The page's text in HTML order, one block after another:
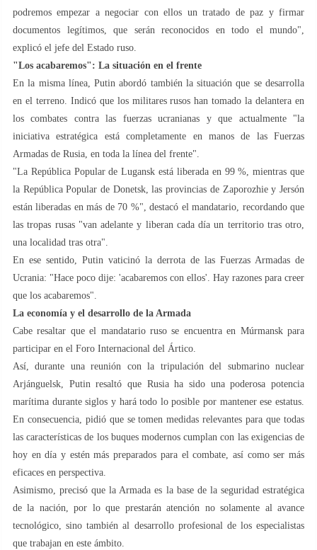
podremos empezar a negociar con ellos un tratado de paz y firmar
documentos legítimos, que serán reconocidos en todo el mundo",
explicó el jefe del Estado ruso.
"Los acabaremos": La situación en el frente
En la misma línea, Putin abordó también la situación que se desarrolla
en el terreno. Indicó que los militares rusos han tomado la delantera en
los combates contra las fuerzas ucranianas y que actualmente "la
iniciativa estratégica está completamente en manos de las Fuerzas
Armadas de Rusia, en toda la línea del frente".
"La República Popular de Lugansk está liberada en 99 %, mientras que
la República Popular de Donetsk, las provincias de Zaporozhie y Jersón
están liberadas en más de 70 %", destacó el mandatario, recordando que
las tropas rusas "van adelante y liberan cada día un territorio tras otro,
una localidad tras otra".
En ese sentido, Putin vaticinó la derrota de las Fuerzas Armadas de
Ucrania: "Hace poco dije: 'acabaremos con ellos'. Hay razones para creer
que los acabaremos".
La economía y el desarrollo de la Armada
Cabe resaltar que el mandatario ruso se encuentra en Múrmansk para
participar en el Foro Internacional del Ártico.
Así, durante una reunión con la tripulación del submarino nuclear
Arjánguelsk, Putin resaltó que Rusia ha sido una poderosa potencia
marítima durante siglos y hará todo lo posible por mantener ese estatus.
En consecuencia, pidió que se tomen medidas relevantes para que todas
las características de los buques modernos cumplan con las exigencias de
hoy en día y estén más preparados para el combate, así como ser más
eficaces en perspectiva.
Asimismo, precisó que la Armada es la base de la seguridad estratégica
de la nación, por lo que prestarán atención no solamente al avance
tecnológico, sino también al desarrollo profesional de los especialistas
que trabajan en este ámbito.